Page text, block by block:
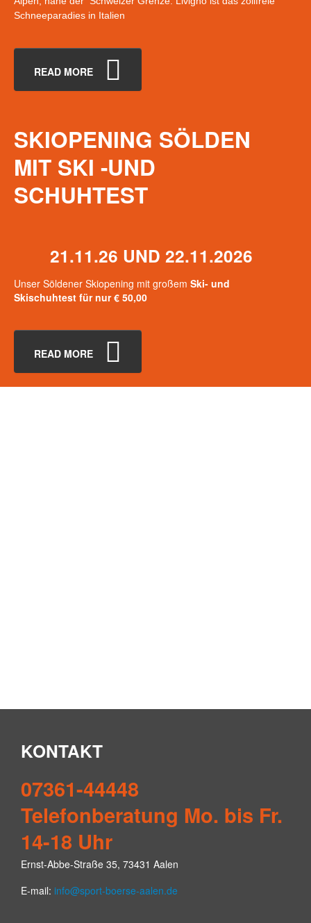
Schneeparadies in Italien
READ MORE
SKIOPENING SÖLDEN
MIT SKI -UND
SCHUHTEST
21.11.26 UND 22.11.2026
Unser Söldener Skiopening mit großem Ski- und
Skischuhtest für nur € 50,00
READ MORE
KONTAKT
07361-44448
Telefonberatung Mo. bis Fr.
14-18 Uhr
Ernst-Abbe-Straße 35, 73431 Aalen
E-mail: info@sport-boerse-aalen.de